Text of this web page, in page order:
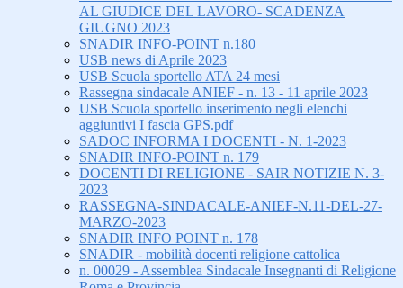
AL GIUDICE DEL LAVORO- SCADENZA
GIUGNO 2023
SNADIR INFO-POINT n.180
USB news di Aprile 2023
USB Scuola sportello ATA 24 mesi
Rassegna sindacale ANIEF - n. 13 - 11 aprile 2023
USB Scuola sportello inserimento negli elenchi
aggiuntivi I fascia GPS.pdf
SADOC INFORMA I DOCENTI - N. 1-2023
SNADIR INFO-POINT n. 179
DOCENTI DI RELIGIONE - SAIR NOTIZIE N. 3-
2023
RASSEGNA-SINDACALE-ANIEF-N.11-DEL-27-
MARZO-2023
SNADIR INFO POINT n. 178
SNADIR - mobilità docenti religione cattolica
n. 00029 - Assemblea Sindacale Insegnanti di Religione